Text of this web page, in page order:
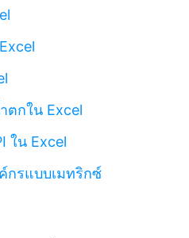
ตกใน Excel
ใน Excel
กรแบบเมทริกซ์